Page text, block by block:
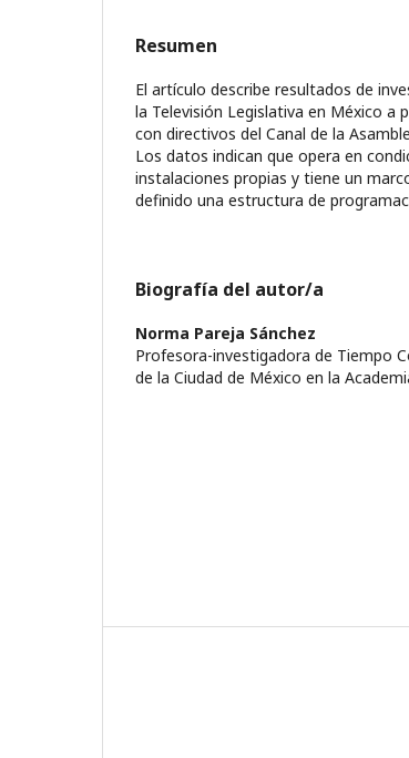
Resumen
El artículo describe resultados de
la Televisión Legislativa en México a
con directivos del Canal de la
Los datos indican que opera en
instalaciones propias y tiene un
definido una estructura de
Biografía del autor/a
Norma Pareja Sánchez
Profesora-investigadora de Tiempo
de la Ciudad de México en la